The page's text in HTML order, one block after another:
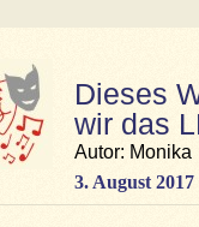
Dieses
wir das
Autor: Monika
3. August 2017